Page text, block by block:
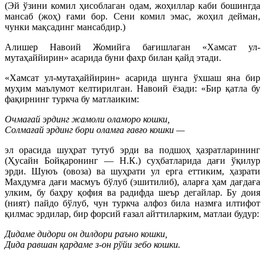
(Эй ўзини комил ҳисоблаган одам, жоҳиллар каби бошингда
мансаб (жоҳ) ғами бор. Сени комил эмас, жоҳил дейман,
чунки мақсадинг мансабдир.)
Алишер Навоий Жомийга бағишлаган «Хамсат ул-
мутаҳаййирин» асарида буни фахр билан қайд этади.
«Хамсат ул-мутаҳаййирин» асарида шунга ўхшаш яна бир
муҳим маълумот келтирилган. Навоий ёзади: «Бир қатла бу
фақирнинг туркча бу матлаиким:
Очмағай эрдинг жамоли оламоро кошки,
Солмағай эрдинг бори оламға ғавғо кошки —
эл орасида шуҳрат тутуб эрди ва подшоҳ ҳазратларининг
(Ҳусайн Бойқаронинг — Н.К.) суҳбатларида дағи ўқилур
эрди. Шуюъ (овоза) ва шуҳрати ул ерга еттиким, ҳазрати
Махдумға дағи масмуъ бўлуб (эшитилиб), аларға ҳам дағдаға
улким, бу баҳру қофия ва радифда шеър дегайлар. Бу доия
(ният) пайдо бўлуб, чун туркча алфоз била назмға илтифот
қилмас эрдилар, бир форсий ғазал айттиларким, матлаи будур:
Дидаме дидори он дилдори раъно кошки,
Дида равшан қардаме з-он рўйи зебо кошки.